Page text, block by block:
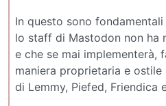
In questo sono
lo staff di Mastodon non ha
e che se mai implementerà,
maniera proprietaria e
di Lemmy, Piefed, Friendica